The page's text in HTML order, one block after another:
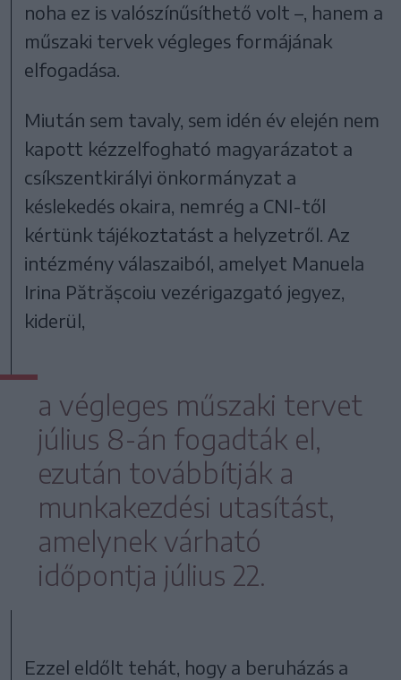
noha ez is valószínűsíthető volt –, hanem a
műszaki tervek végleges formájának
elfogadása.
Miután sem tavaly, sem idén év elején nem
kapott kézzelfogható magyarázatot a
csíkszentkirályi önkormányzat a
késlekedés okaira, nemrég a CNI-től
kértünk tájékoztatást a helyzetről. Az
intézmény válaszaiból, amelyet Manuela
Irina Pătrășcoiu vezérigazgató jegyez,
kiderül,
a végleges műszaki tervet
július 8-án fogadták el,
ezután továbbítják a
munkakezdési utasítást,
amelynek várható
időpontja július 22.
Ezzel eldőlt tehát, hogy a beruházás a